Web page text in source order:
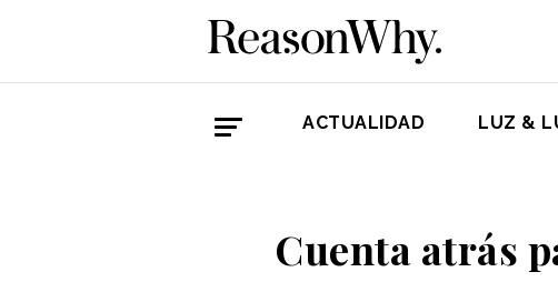
ACTUALIDAD LUZ &
Cuenta atrás